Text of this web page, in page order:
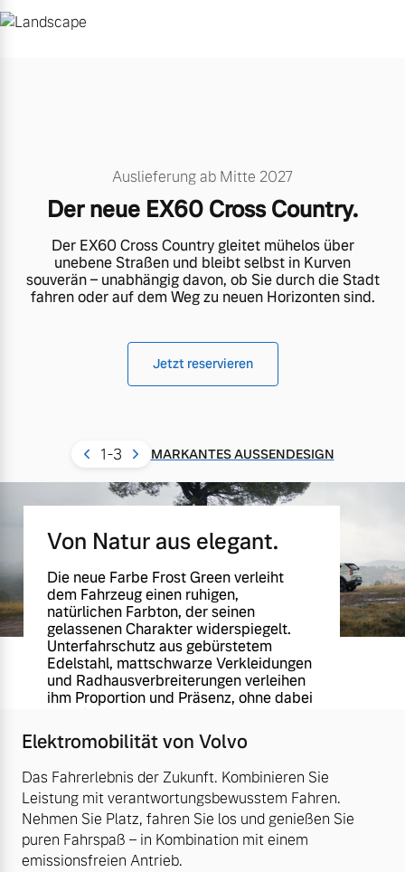
Auslieferung ab Mitte 2027
Der neue EX60 Cross Country.
Der EX60 Cross Country gleitet mühelos über
unebene Straßen und bleibt selbst in Kurven
souverän – unabhängig davon, ob Sie durch die Stadt
fahren oder auf dem Weg zu neuen Horizonten sind.
Jetzt reservieren
1-3 MARKANTES AUSSENDESIGN
Von Natur aus elegant.
Die neue Farbe Frost Green verleiht
dem Fahrzeug einen ruhigen,
natürlichen Farbton, der seinen
gelassenen Charakter widerspiegelt.
Unterfahrschutz aus gebürstetem
Edelstahl, mattschwarze Verkleidungen
und Radhausverbreiterungen verleihen
ihm Proportion und Präsenz, ohne dabei
aufdringlich zu wirken.
Elektromobilität von Volvo
Das Fahrerlebnis der Zukunft. Kombinieren Sie
Leistung mit verantwortungsbewusstem Fahren.
Nehmen Sie Platz, fahren Sie los und genießen Sie
puren Fahrspaß – in Kombination mit einem
emissionsfreien Antrieb.